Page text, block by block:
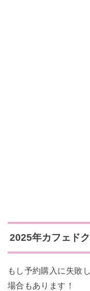
2025年カフェド
もし予約購入に失敗
場合もあります！